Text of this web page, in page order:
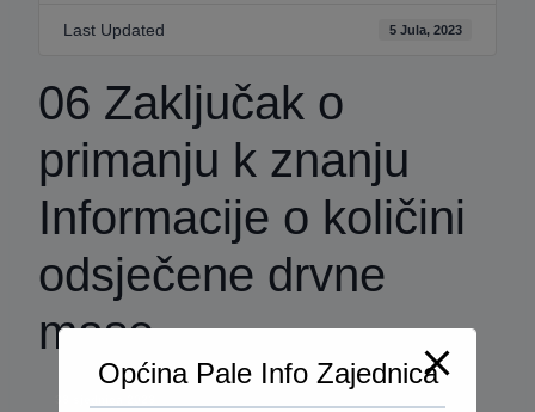
Last Updated 5 Jula, 2023
06 Zaključak o
primanju k znanju
Informacije o količini
odsječene drvne
mase
Općina Pale Info Zajednica